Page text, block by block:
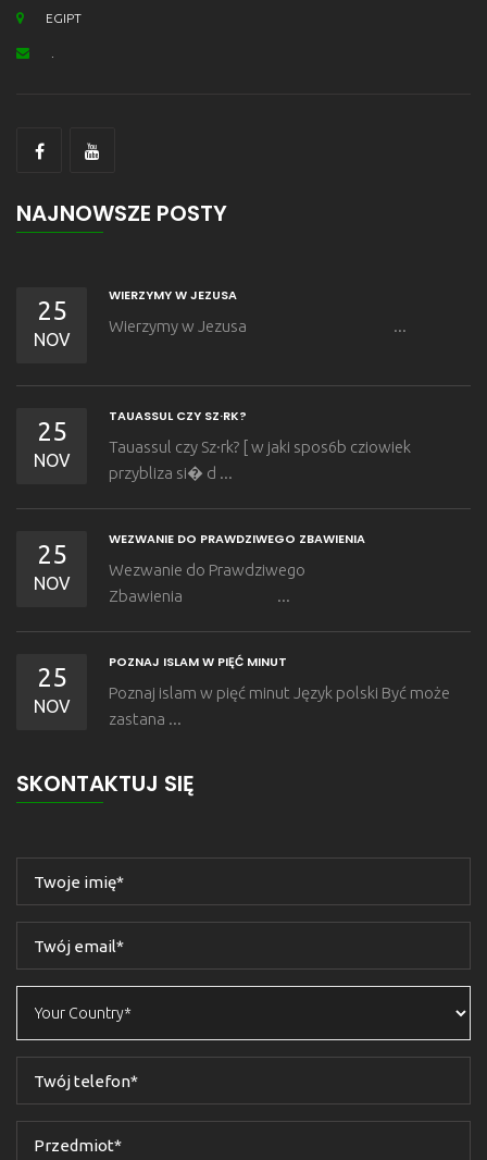
EGIPT
NAJNOWSZE POSTY
25
NOV
WIERZYMY W JEZUSA
Wierzymy w Jezusa ...
25
NOV
TAUASSUL CZY SZ·RK?
Tauassul czy Sz·rk? [ w jaki spos6b cziowiek
przybliza si� d ...
25
NOV
WEZWANIE DO PRAWDZIWEGO ZBAWIENIA
Wezwanie do Prawdziwego
Zbawienia ...
25
NOV
POZNAJ ISLAM W PIĘĆ MINUT
Poznaj islam w pięć minut Język polski Być może
zastana ...
SKONTAKTUJ SIĘ